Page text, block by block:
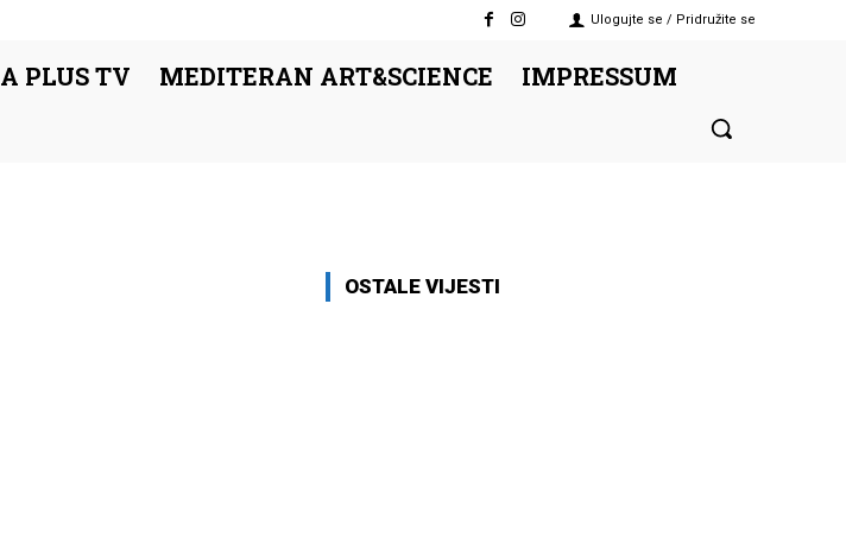
Ulogujte se / Pridružite se
A PLUS TV MEDITERAN ART&SCIENCE IMPRESSUM
OSTALE VIJESTI